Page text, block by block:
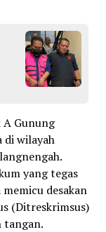
Gunung
di wilayah
yang tegas
desakan
(Ditreskrimsus)
tangan.